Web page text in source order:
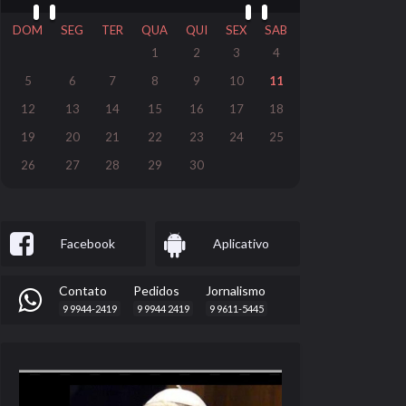
DOM SEG TER QUA QUI SEX
SAB
1
2 3
4
5
6 7 8 9 10
11
12
13 14 15 16 17
18
19
20 21 22 23 24
25
26
27 28 29 30
Facebook Aplicativo
Contato
9 9944-2419
Pedidos
9 9944 2419
Jornalismo
9 9611-5445